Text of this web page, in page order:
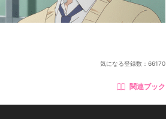
気になる登録数： 66170
関連ブック